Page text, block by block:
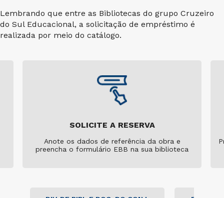
Lembrando que entre as Bibliotecas do grupo Cruzeiro
do Sul Educacional, a solicitação de empréstimo é
realizada por meio do catálogo.
SOLICITE A RESERVA
Anote os dados de referência da obra e
preencha o formulário EBB na sua biblioteca